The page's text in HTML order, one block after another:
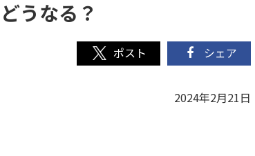
うなる？
シェア
2024年2月21日